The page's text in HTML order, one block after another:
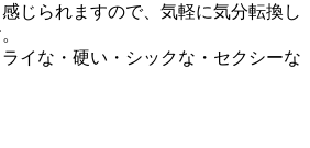
じられますので、気軽に気分転換し
イな・硬い・シックな・セクシーな